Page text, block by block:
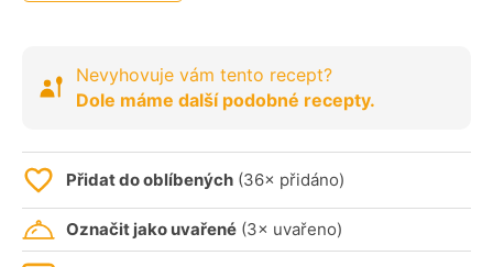
Nevyhovuje vám tento recept?
Dole máme další podobné recepty.
Přidat do oblíbených (36× přidáno)
Označit jako uvařené (3× uvařeno)